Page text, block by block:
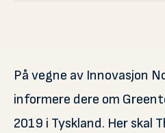
På vegne av Innovasjon
informere dere om
2019 i Tyskland. Her skal